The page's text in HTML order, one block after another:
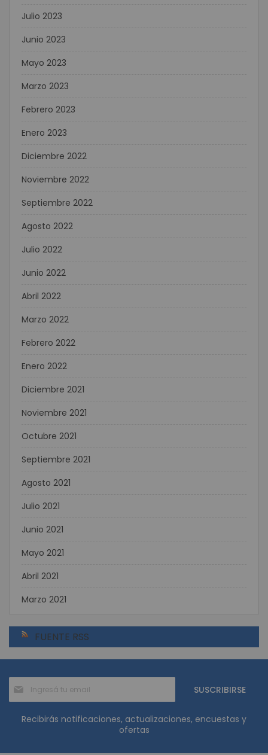
Julio 2023
Junio 2023
Mayo 2023
Marzo 2023
Febrero 2023
Enero 2023
Diciembre 2022
Noviembre 2022
Septiembre 2022
Agosto 2022
Julio 2022
Junio 2022
Abril 2022
Marzo 2022
Febrero 2022
Enero 2022
Diciembre 2021
Noviembre 2021
Octubre 2021
Septiembre 2021
Agosto 2021
Julio 2021
Junio 2021
Mayo 2021
Abril 2021
Marzo 2021
FUENTE RSS
al
boletín
informativo:
SUSCRIBIRSE
Recibirás notificaciones, actualizaciones, encuestas y
ofertas